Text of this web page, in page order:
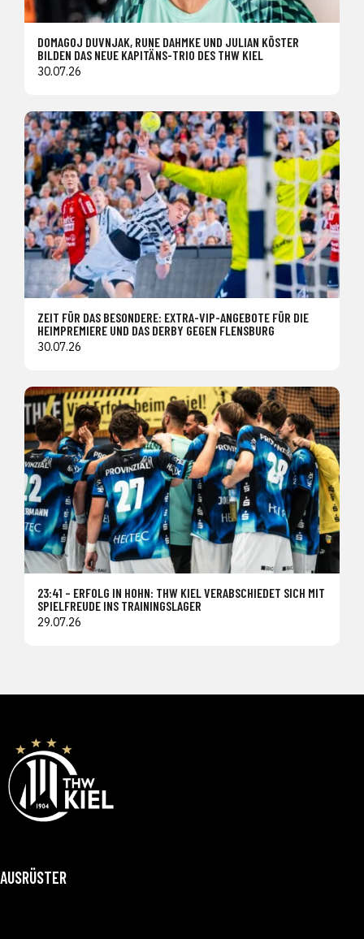
DOMAGOJ DUVNJAK, RUNE DAHMKE UND JULIAN KÖSTER
BILDEN DAS NEUE KAPITÄNS-TRIO DES THW KIEL
30.07.26
ZEIT FÜR DAS BESONDERE: EXTRA-VIP-ANGEBOTE FÜR DIE
HEIMPREMIERE UND DAS DERBY GEGEN FLENSBURG
30.07.26
23:41 – ERFOLG IN HOHN: THW KIEL VERABSCHIEDET SICH MIT
SPIELFREUDE INS TRAININGSLAGER
29.07.26
AUSRÜSTER